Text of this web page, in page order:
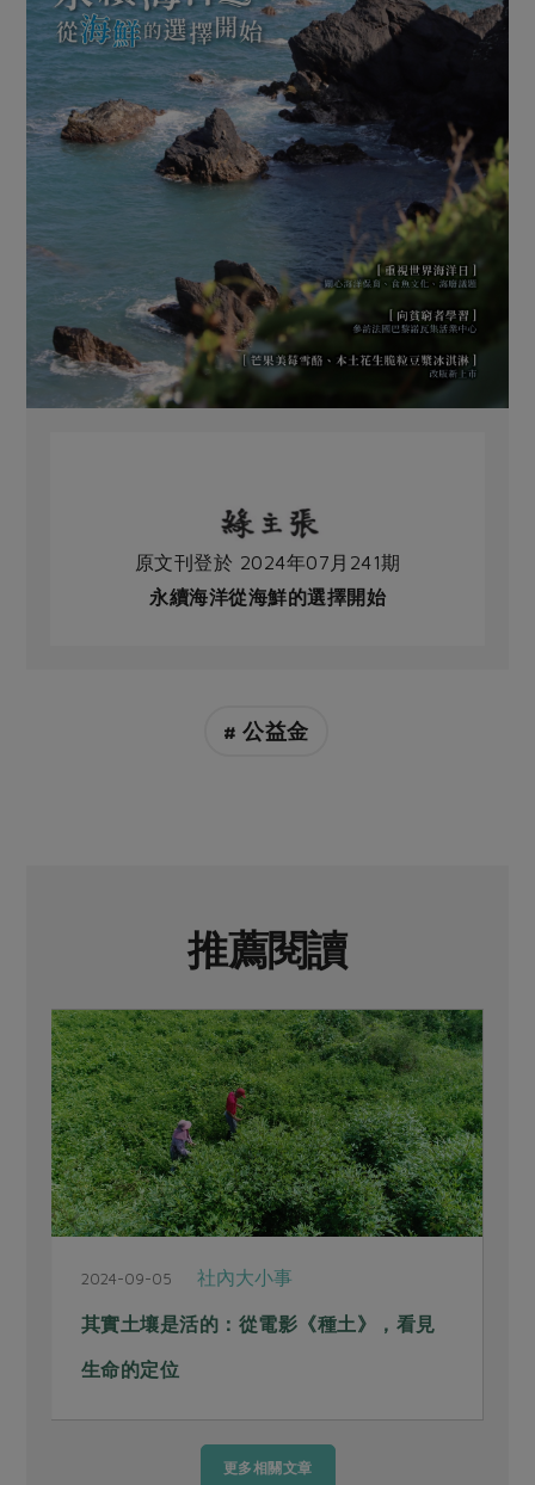
原文刊登於 2024年07月241期
永續海洋從海鮮的選擇開始
# 公益金
推薦閱讀
2024-09-05 社內大小事
其實土壤是活的：從電影《種土》，看見
生命的定位
更多相關文章